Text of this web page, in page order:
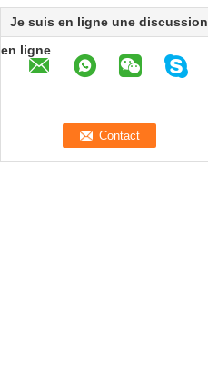
Je suis en ligne une discussion
en ligne